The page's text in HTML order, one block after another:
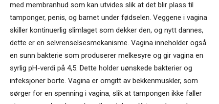
med membranhud som kan utvides slik at det blir plass til
tamponger, penis, og barnet under fødselen. Veggene i vagina
skiller kontinuerlig slimlaget som dekker den, og nytt dannes,
dette er en selvrenselsesmekanisme. Vagina inneholder også
en sunn bakterie som produserer melkesyre og gir vagina en
syrlig pH-verdi på 4,5. Dette holder uønskede bakterier og
infeksjoner borte. Vagina er omgitt av bekkenmuskler, som
sørger for en spenning i vagina, slik at tampongen ikke faller